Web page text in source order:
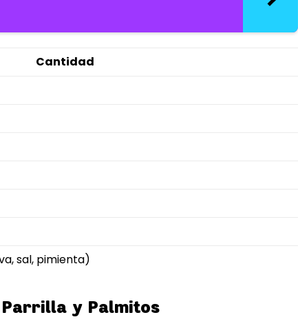
Cantidad
sal, pimienta)
Parrilla y Palmitos